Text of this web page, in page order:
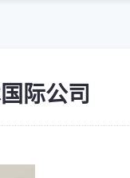
际公司